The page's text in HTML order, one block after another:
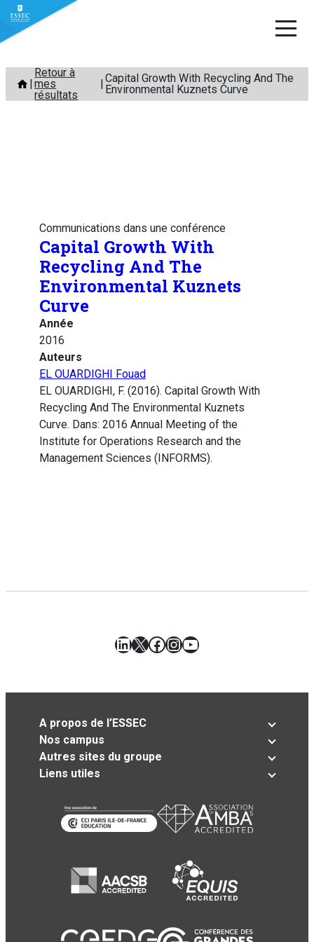
Aller
contenu
Retour à
mes
résultats
Capital Growth With Recycling And The
Environmental Kuznets Curve
Communications dans une conférence
Capital Growth With
Recycling And The
Environmental Kuznets
Curve
Année
2016
Auteurs
EL OUARDIGHI Fouad
EL OUARDIGHI, F. (2016). Capital Growth With
Recycling And The Environmental Kuznets
Curve. Dans: 2016 Annual Meeting of the
Institute for Operations Research and the
Management Sciences (INFORMS).
LinkedIn
X Facebook
Instagram
YouTube
A propos de l’ESSEC
Nos campus
Autres sites du groupe
Liens utiles